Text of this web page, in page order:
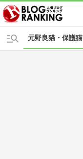
元野良猫・保護猫